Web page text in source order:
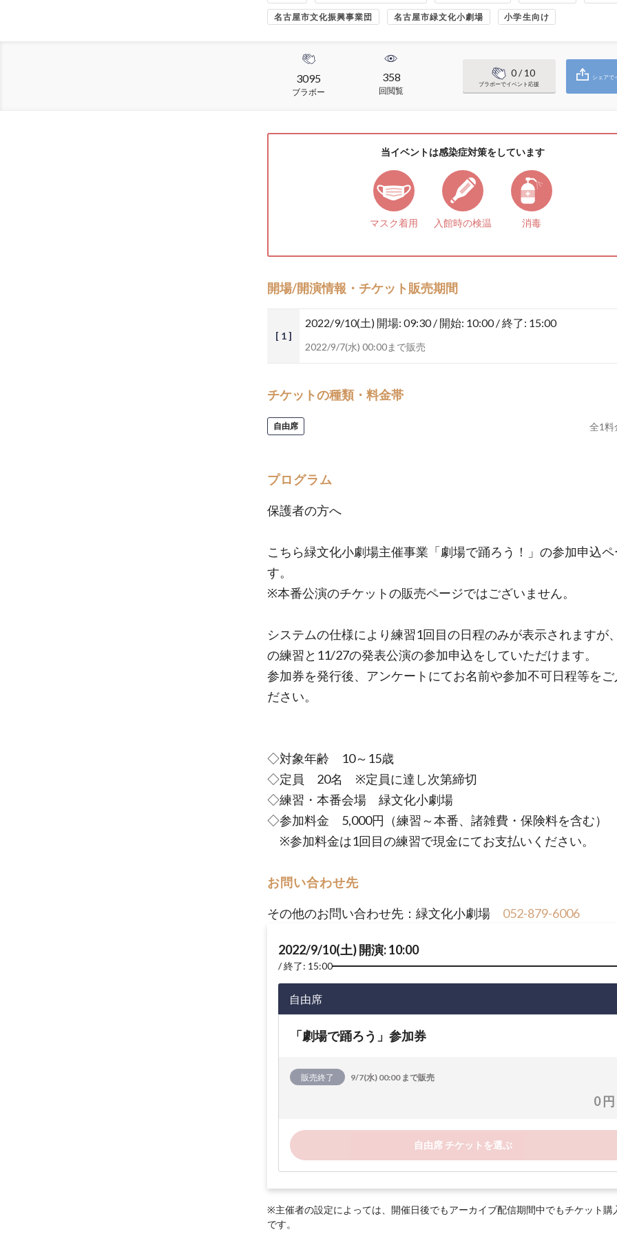
名古屋市文化振興事業団 名古屋市緑文化小劇場 小学生向け
3095
ブラボー
358
回閲覧
0/ 10
ブラボーでイベント応援
シェアで
当イベントは感染症対策をしています
マスク着用 入館時の検温 消毒
開場/開演情報・チケット販売期間
[ 1 ]
2022/9/10(土) 開場: 09:30 / 開始: 10:00 / 終了: 15:00
2022/9/7(水) 00:00まで販売
チケットの種類・料金帯
自由席 全1料
プログラム
保護者の方へ
こちら緑文化小劇場主催事業「劇場で踊ろう！」の参加申込
す。
※本番公演のチケットの販売ページではございません。
システムの仕様により練習1回目の日程のみが表示されますが
の練習と11/27の発表公演の参加申込をしていただけます。
参加券を発行後、アンケートにてお名前や参加不可日程等をご
ださい。
◇対象年齢 10～15歳
◇定員 20名 ※定員に達し次第締切
◇練習・本番会場 緑文化小劇場
◇参加料金 5,000円（練習～本番、諸雑費・保険料を含む）
※参加料金は1回目の練習で現金にてお支払いください。
お問い合わせ先
その他のお問い合わせ先：緑文化小劇場 052-879-6006
2022/9/10(土) 開演: 10:00
終了: 15:00
自由席
「劇場で踊ろう」参加券
販売終了 9/7(水) 00:00 まで販売
0 円
自由席 チケットを選ぶ
※主催者の設定によっては、開催日後でもアーカイブ配信期間中でもチケット購
です。